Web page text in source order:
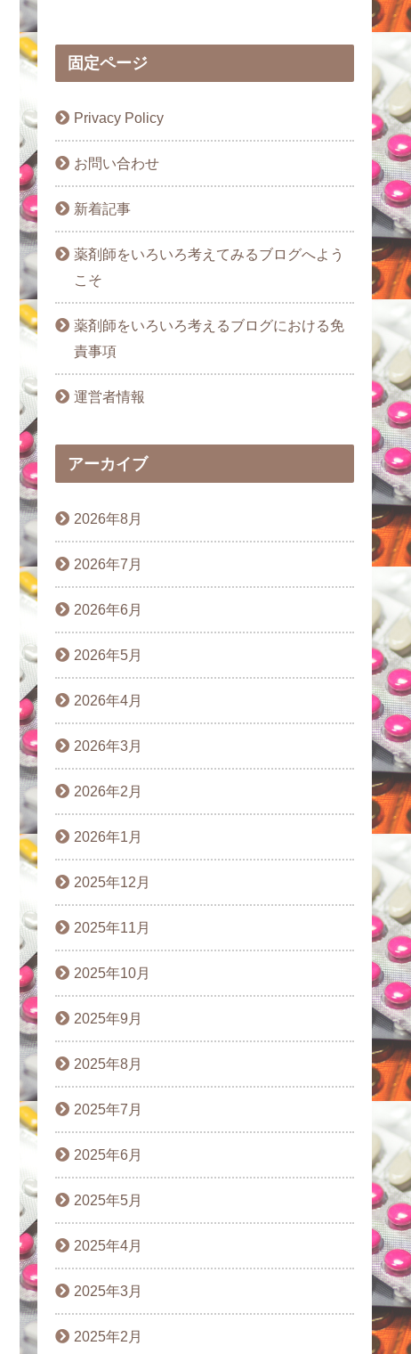
固定ページ
Privacy Policy
お問い合わせ
新着記事
薬剤師をいろいろ考えてみるブログへよう
こそ
薬剤師をいろいろ考えるブログにおける免
責事項
運営者情報
アーカイブ
2026年8月
2026年7月
2026年6月
2026年5月
2026年4月
2026年3月
2026年2月
2026年1月
2025年12月
2025年11月
2025年10月
2025年9月
2025年8月
2025年7月
2025年6月
2025年5月
2025年4月
2025年3月
2025年2月